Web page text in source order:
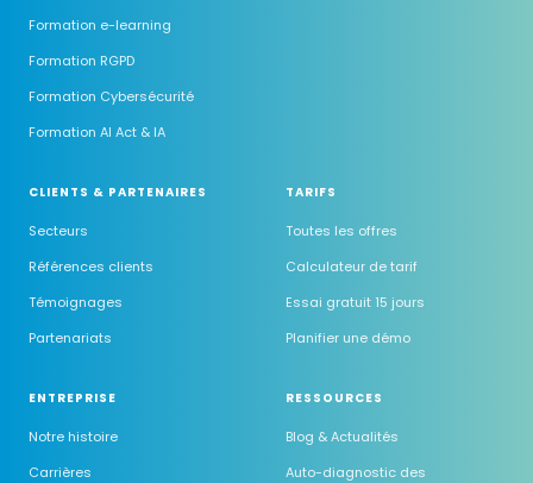
Formation e-learning
Formation RGPD
Formation Cybersécurité
Formation AI Act & IA
CLIENTS & PARTENAIRES
Secteurs
Références clients
Témoignages
Partenariats
TARIFS
Toutes les offres
Calculateur de tarif
Essai gratuit 15 jours
Planifier une démo
ENTREPRISE
Notre histoire
Carrières
RESSOURCES
Blog & Actualités
Auto-diagnostic des